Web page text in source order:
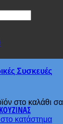
στο καλάθι
κατάστημα
Συσκευές